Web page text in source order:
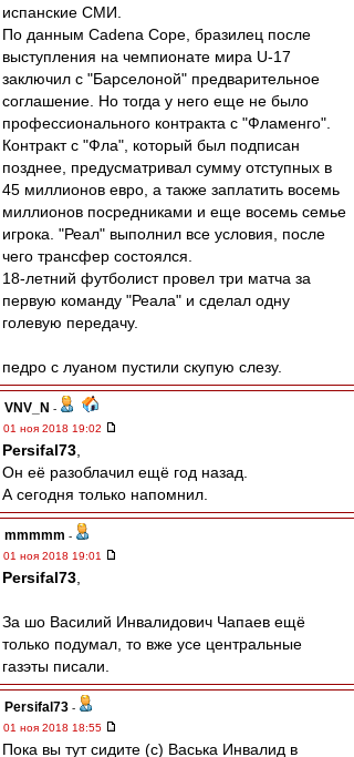
испанские СМИ.
По данным Cadena Cope, бразилец после
выступления на чемпионате мира U-17
заключил с "Барселоной" предварительное
соглашение. Но тогда у него еще не было
профессионального контракта с "Фламенго".
Контракт с "Фла", который был подписан
позднее, предусматривал сумму отступных в
45 миллионов евро, а также заплатить восемь
миллионов посредниками и еще восемь семье
игрока. "Реал" выполнил все условия, после
чего трансфер состоялся.
18-летний футболист провел три матча за
первую команду "Реала" и сделал одну
голевую передачу.
педро с луаном пустили скупую слезу.
VNV_N -
01 ноя 2018 19:02
Persifal73
Он её разоблачил ещё год назад.
А сегодня только напомнил.
mmmmm -
01 ноя 2018 19:01
Persifal73
За шо Василий Инвалидович Чапаев ещё
только подумал, то вже усе центральные
газэты писали.
Persifal73 -
01 ноя 2018 18:55
Пока вы тут сидите (с) Васька Инвалид в